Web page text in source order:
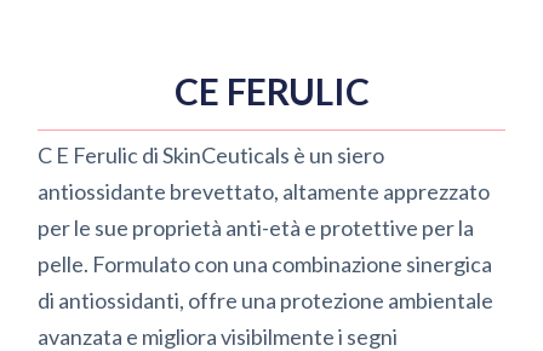
CE FERULIC
C E Ferulic di SkinCeuticals è un siero
antiossidante brevettato, altamente apprezzato
per le sue proprietà anti-età e protettive per la
pelle. Formulato con una combinazione sinergica
di antiossidanti, offre una protezione ambientale
avanzata e migliora visibilmente i segni